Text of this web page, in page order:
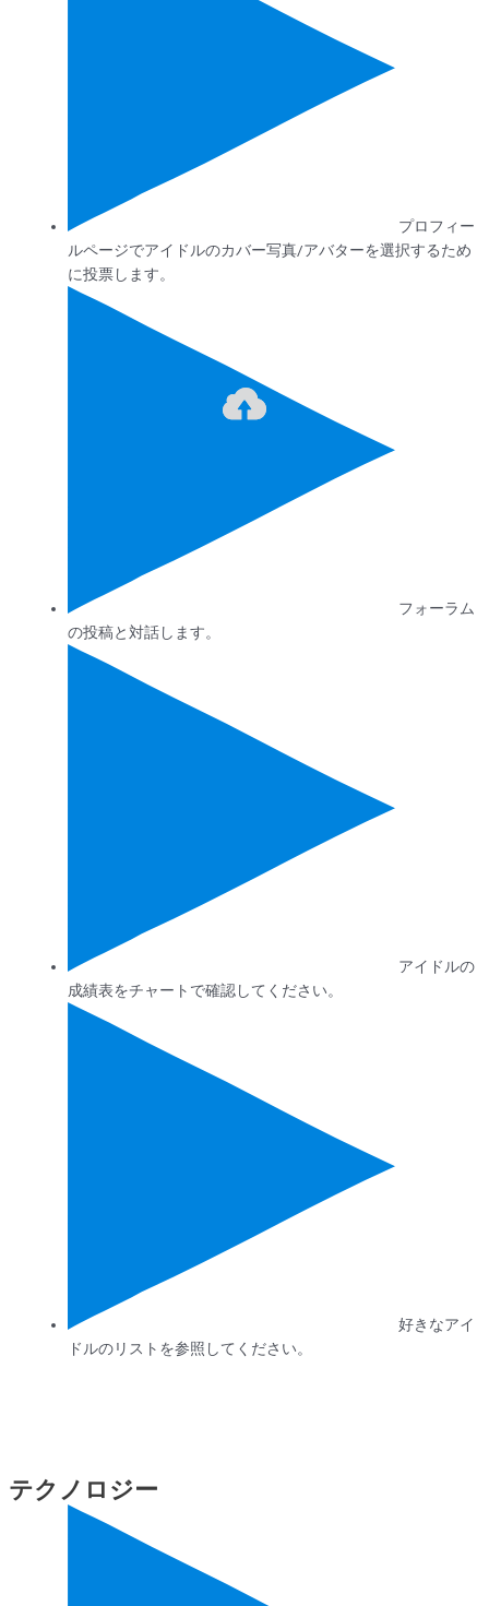
プロフィー
ルページでアイドルのカバー写真/アバターを選択するため
に投票します。
フォーラム
の投稿と対話します。
アイドルの
成績表をチャートで確認してください。
好きなアイ
ドルのリストを参照してください。
テクノロジー